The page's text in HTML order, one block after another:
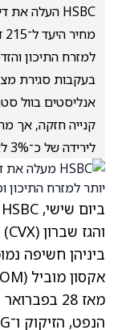
למזרח התיכון
בעקבות סגירת
אנליסטים בוול
קנייה חזקה, אך
לירידה של כ־3% לאחר עלייה של 33% במניה מתחילת השנה.
והגז שברון (CVX)
ביניהן חשיפה
אקסון מוביל (XOM)
מאז 28
הנפט, הזיקוק ו־LNG.